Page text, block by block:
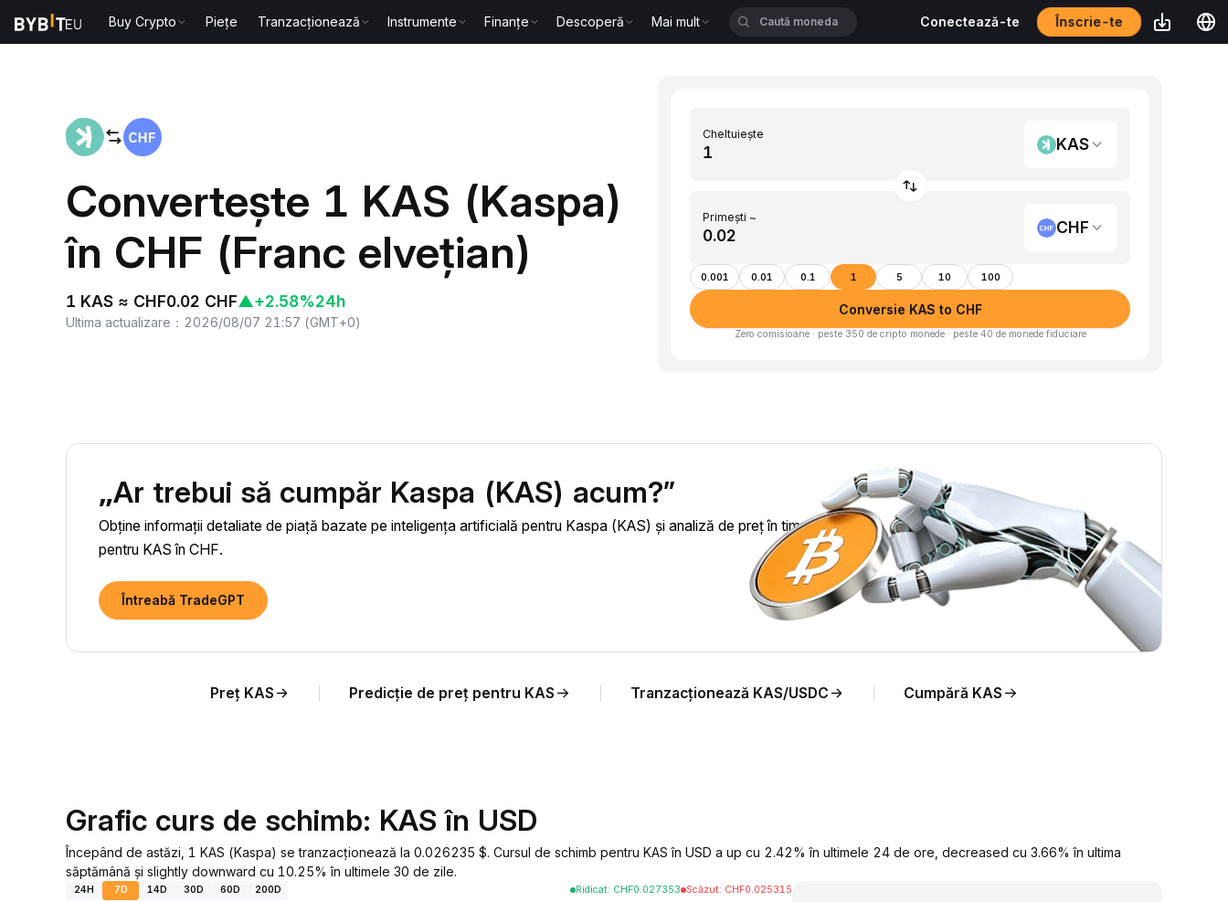
Buy Crypto Piețe Tranzacționează Instrumente Finanțe Descoperă Mai mult Conectează-te Înscrie-te
Convertește 1 KAS (Kaspa)
în CHF (Franc elvețian)
1 KAS ≈ CHF0.02 CHF▲+2.58%24h
Ultima actualizare ： 2026/08/07 21:57 (GMT+0)
Cheltuiește
KAS
Primești ~
CHF
0.001 0.01 0.1 1 5 10 100
Conversie KAS to CHF
Zero comisioane · peste 350 de cripto monede · peste 40 de monede fiduciare
„Ar trebui să cumpăr Kaspa (KAS) acum?”
Obține informații detaliate de piață bazate pe inteligența artificială pentru Kaspa (KAS) și analiză de preț în timp real
pentru KAS în CHF.
Întreabă TradeGPT
Preț KAS Predicție de preț pentru KAS Tranzacționează KAS/USDC Cumpără KAS
Grafic curs de schimb: KAS în USD
Începând de astăzi, 1 KAS (Kaspa) se tranzacționează la 0.026235 $. Cursul de schimb pentru KAS în USD a up cu 2.42% în ultimele 24 de ore, decreased cu 3.66% în ultima
săptămână și slightly downward cu 10.25% în ultimele 30 de zile.
24H 7D 14D 30D 60D 200D Ridicat: CHF0.027353 Scăzut: CHF0.025315